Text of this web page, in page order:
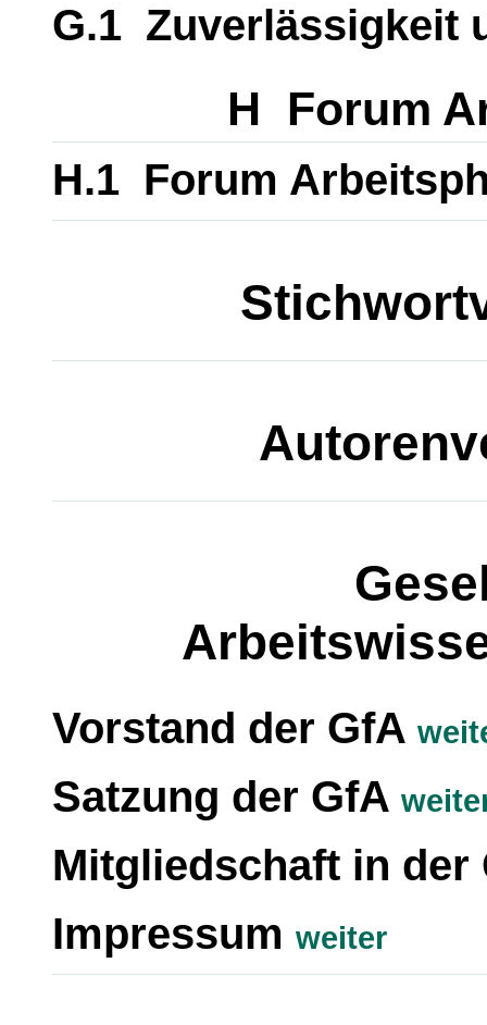
G.1 Zuverlässigkeit
H Forum
H.1 Forum
Vorstand der GfA
Satzung der GfA
Mitgliedschaft in
Impressum weiter